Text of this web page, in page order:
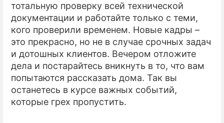
тотальную проверку всей технической
документации и работайте только с теми,
кого проверили временем. Новые кадры –
это прекрасно, но не в случае срочных задач
и дотошных клиентов. Вечером отложите
дела и постарайтесь вникнуть в то, что вам
попытаются рассказать дома. Так вы
останетесь в курсе важных событий,
которые грех пропустить.